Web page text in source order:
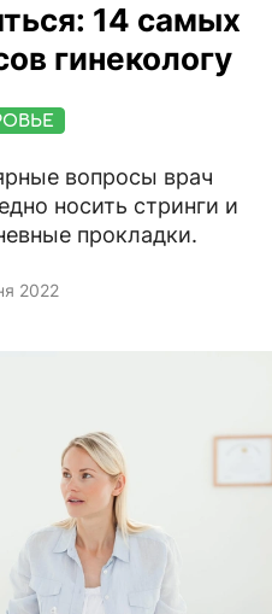
14 самых
гинекологу
вопросы врач
носить стринги и
прокладки.
2022